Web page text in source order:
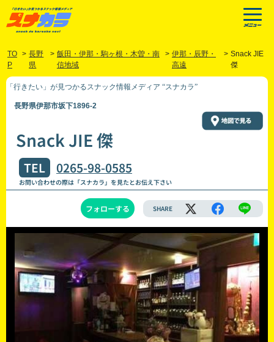
TO
P
> 長野
県
> 飯田・伊那・駒ヶ根・木曽・南
信地域
> 伊那・辰野・
高遠
> Snack JIE
傑
「行きたい」が見つかるスナック情報メディア “スナカラ”
長野県伊那市坂下1896-2
Snack JIE 傑
TEL 0265-98-0585
お問い合わせの際は「スナカラ」を見たとお伝え下さい
フォローする SHARE